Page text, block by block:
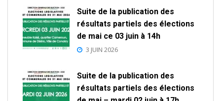
Suite de la publication des
résultats partiels des élections
de mai ce 03 juin à 14h
3 JUIN 2026
Suite de la publication des
résultats partiels des élections